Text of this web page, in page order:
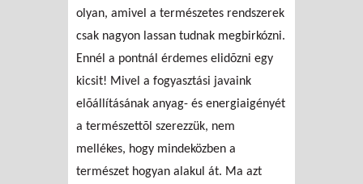
olyan, amivel a természetes rendszerek
csak nagyon lassan tudnak megbirkózni.
Ennél a pontnál érdemes elidõzni egy
kicsit! Mivel a fogyasztási javaink
elõállításának anyag- és energiaigényét
a természettõl szerezzük, nem
mellékes, hogy mindeközben a
természet hogyan alakul át. Ma azt